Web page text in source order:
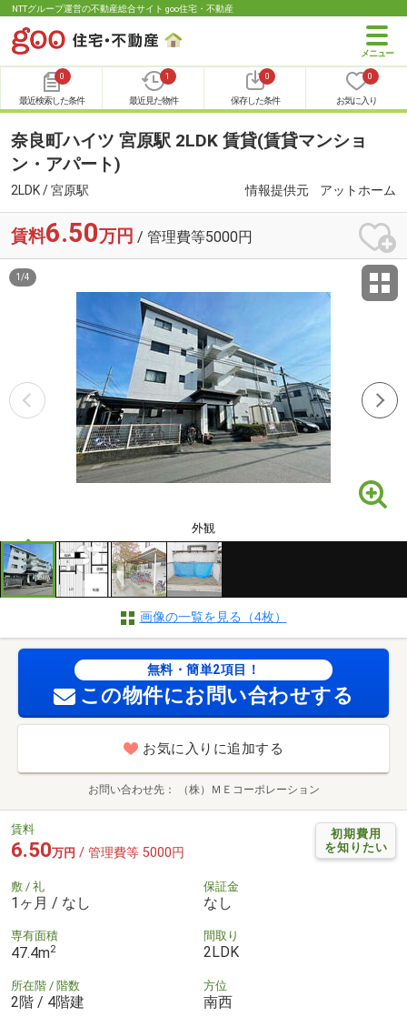
NTTグループ運営の不動産総合サイト goo住宅・不動産
0
最近検索した条件
1
最近見た物件
0
保存した条件
0
お気に入り
奈良町ハイツ 宮原駅 2LDK 賃貸(賃貸マンショ
ン・アパート)
2LDK / 宮原駅 情報提供元 アットホーム
賃料6.50万円 / 管理費等5000円
外観
1 /4
画像の一覧を見る（4枚）
無料・簡単2項目！
この物件にお問い合わせする
お気に入りに追加する
お問い合わせ先 （株）ＭＥコーポレーション
初期費用
を知りたい
賃料
6.50万円 / 管理費等 5000円
敷 / 礼
1ヶ月 / なし
保証金
なし
専有面積
47.4m2
間取り
2LDK
所在階 / 階数
2階 / 4階建
方位
南西